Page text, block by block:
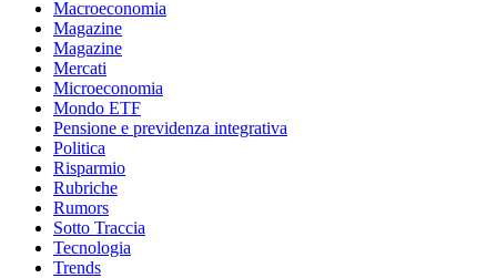
Macroeconomia
Magazine
Magazine
Mercati
Microeconomia
Mondo ETF
Pensione e previdenza integrativa
Politica
Risparmio
Rubriche
Rumors
Sotto Traccia
Tecnologia
Trends